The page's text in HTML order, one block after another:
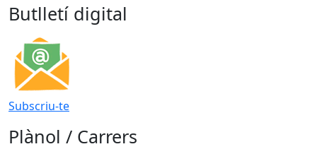
Butlletí digital
Subscriu-te
Plànol / Carrers